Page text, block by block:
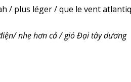
/ plus léger / que le vent
nhẹ hơn cả / gió Đại tây dương